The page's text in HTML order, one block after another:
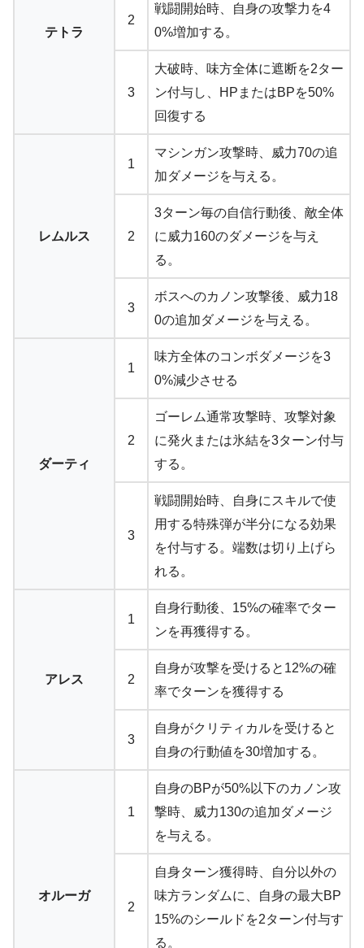
テトラ
2
戦闘開始時、自身の攻撃力を4
0%増加する。
3
大破時、味方全体に遮断を2ター
ン付与し、HPまたはBPを50%
回復する
レムルス
1
マシンガン攻撃時、威力70の追
加ダメージを与える。
2
3ターン毎の自信行動後、敵全体
に威力160のダメージを与え
る。
3
ボスへのカノン攻撃後、威力18
0の追加ダメージを与える。
ダーティ
1
味方全体のコンボダメージを3
0%減少させる
2
ゴーレム通常攻撃時、攻撃対象
に発火または氷結を3ターン付与
する。
3
戦闘開始時、自身にスキルで使
用する特殊弾が半分になる効果
を付与する。端数は切り上げら
れる。
アレス
1
自身行動後、15%の確率でター
ンを再獲得する。
2
自身が攻撃を受けると12%の確
率でターンを獲得する
3
自身がクリティカルを受けると
自身の行動値を30増加する。
オルーガ
1
自身のBPが50%以下のカノン攻
撃時、威力130の追加ダメージ
を与える。
2
自身ターン獲得時、自分以外の
味方ランダムに、自身の最大BP
15%のシールドを2ターン付与す
る。